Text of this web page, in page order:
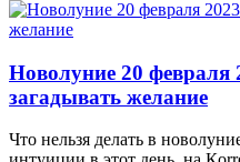
Новолуние 20 февраля
загадывать желание
Что нельзя делать в